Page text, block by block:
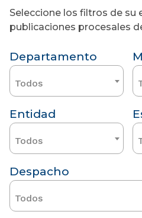
Seleccione los filtros de su
publicaciones procesales
Departamento
Todos
Entidad
Todos
Despacho
Todos